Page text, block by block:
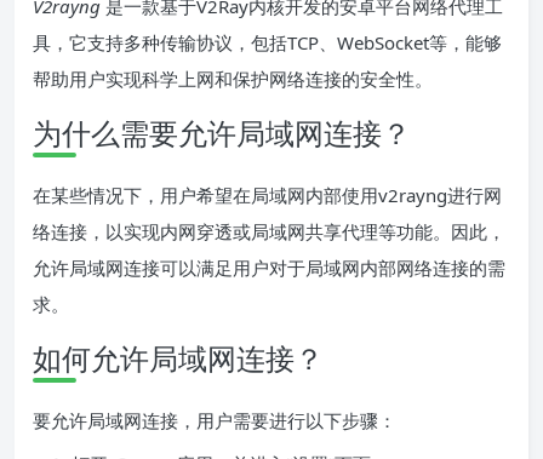
V2rayng 是一款基于V2Ray内核开发的安卓平台网络代理工
具，它支持多种传输协议，包括TCP、WebSocket等，能够
帮助用户实现科学上网和保护网络连接的安全性。
为什么需要允许局域网连接？
在某些情况下，用户希望在局域网内部使用v2rayng进行网
络连接，以实现内网穿透或局域网共享代理等功能。因此，
允许局域网连接可以满足用户对于局域网内部网络连接的需
求。
如何允许局域网连接？
要允许局域网连接，用户需要进行以下步骤：